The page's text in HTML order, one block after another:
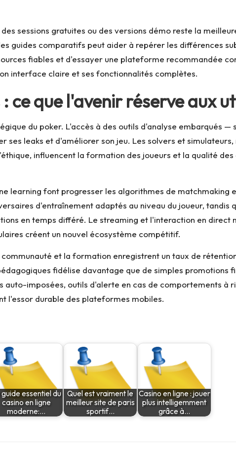
sessions gratuites ou des versions démo reste la
guides comparatifs peut aider à repérer les différences
fiables et d'essayer une plateforme recommandée
interface claire et ses fonctionnalités complètes.
ce que l'avenir réserve aux
du poker. L'accès à des outils d'analyse embarqués —
leaks et d'améliorer son jeu. Les solvers et simulateurs,
influencent la formation des joueurs et la qualité
learning font progresser les algorithmes de matchmaking
d'entraînement adaptés au niveau du joueur, tandis
en temps différé. Le streaming et l'interaction en direct
créent un nouvel écosystème compétitif.
et la formation enregistrent un taux de
fidélise davantage que de simples promotions
imposées, outils d'alerte en cas de comportements à
l'essor durable des plateformes mobiles.
guide essentiel du
casino en ligne
moderne:…
Quel est vraiment le
meilleur site de paris
sportif…
Casino en ligne : jouer
plus intelligemment
grâce à…